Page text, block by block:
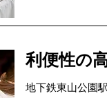
利便性の
地下鉄東山公園